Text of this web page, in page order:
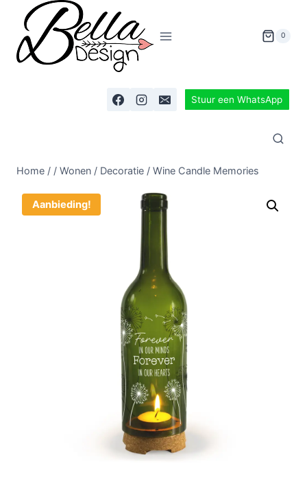
0
Stuur een WhatsApp
Home / / Wonen / Decoratie / Wine Candle Memories
Aanbieding!